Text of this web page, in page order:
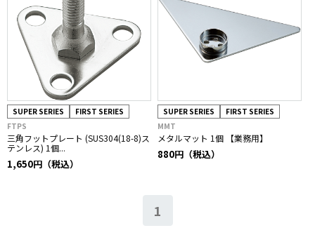
SUPER SERIES
FIRST SERIES
FTPS
三角フットプレート (SUS304(18-8)ス
テンレス) 1個...
1,650円（税込）
SUPER SERIES
FIRST SERIES
MMT
メタルマット 1個 【業務用】
880円（税込）
1